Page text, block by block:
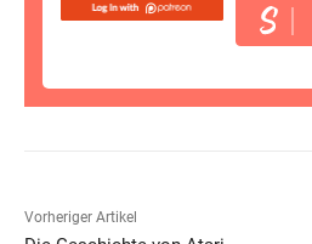
Vorheriger Artikel